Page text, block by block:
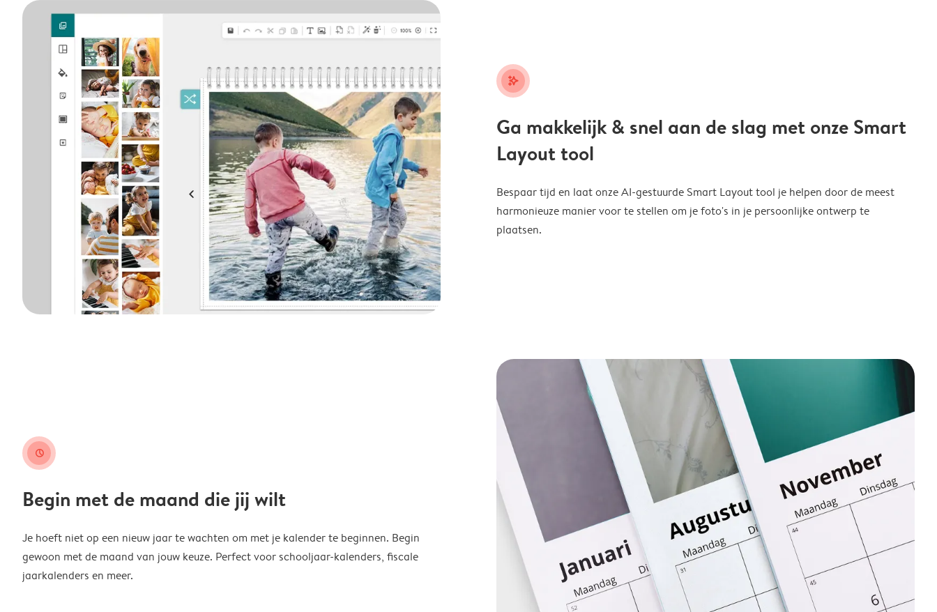
stars_plus
Ga makkelijk & snel aan de slag met onze Smart
Layout tool
Bespaar tijd en laat onze AI-gestuurde Smart Layout tool je helpen door de meest
harmonieuze manier voor te stellen om je foto's in je persoonlijke ontwerp te
plaatsen.
clock
Begin met de maand die jij wilt
Je hoeft niet op een nieuw jaar te wachten om met je kalender te beginnen. Begin
gewoon met de maand van jouw keuze. Perfect voor schooljaar-kalenders, fiscale
jaarkalenders en meer.